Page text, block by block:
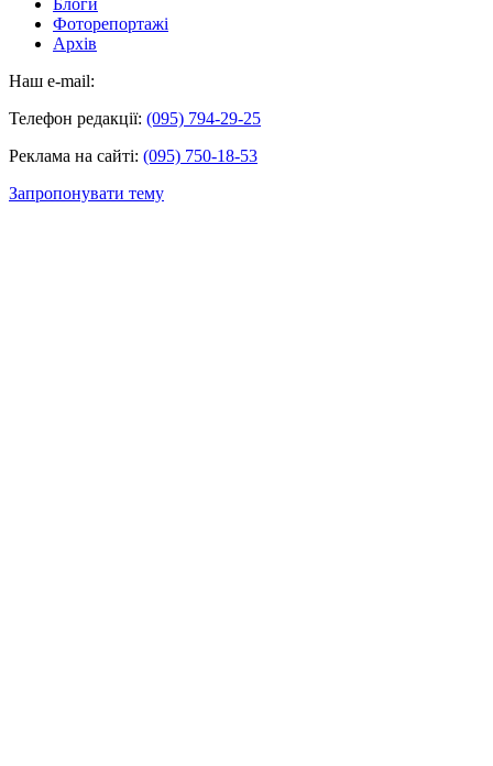
Фоторепортажі
Архів
Наш e-mail:
Телефон редакції: (095) 794-29-25
Реклама на сайті: (095) 750-18-53
Запропонувати тему